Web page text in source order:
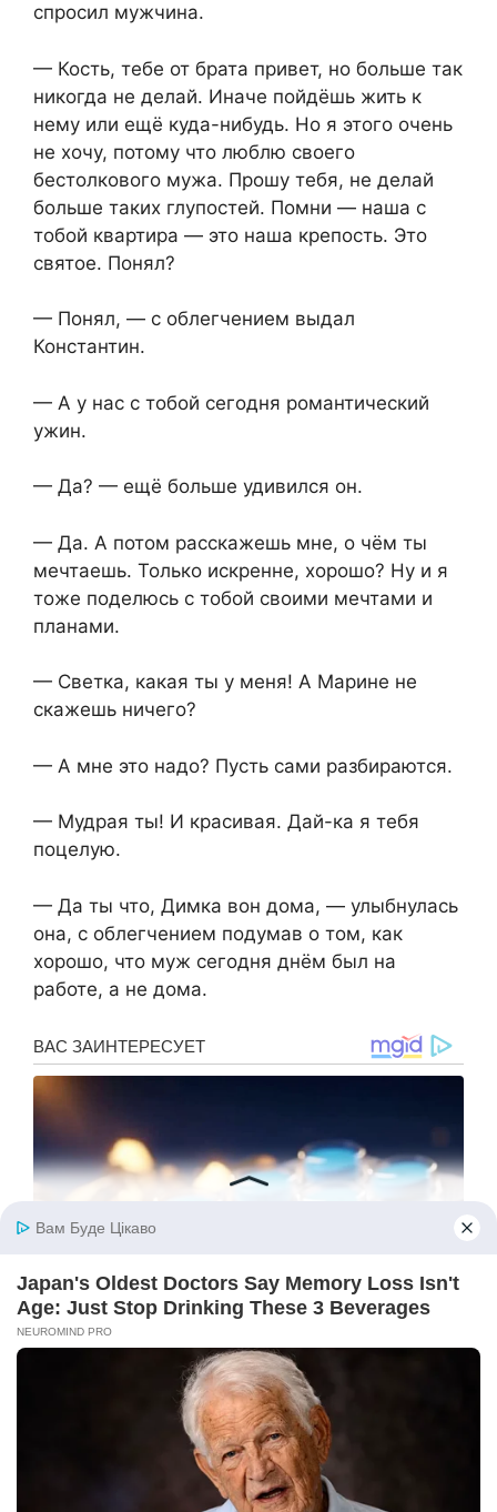
спросил мужчина.
— Кость, тебе от брата привет, но больше так
никогда не делай. Иначе пойдёшь жить к
нему или ещё куда-нибудь. Но я этого очень
не хочу, потому что люблю своего
бестолкового мужа. Прошу тебя, не делай
больше таких глупостей. Помни — наша с
тобой квартира — это наша крепость. Это
святое. Понял?
— Понял, — с облегчением выдал
Константин.
— А у нас с тобой сегодня романтический
ужин.
— Да? — ещё больше удивился он.
— Да. А потом расскажешь мне, о чём ты
мечтаешь. Только искренне, хорошо? Ну и я
тоже поделюсь с тобой своими мечтами и
планами.
— Светка, какая ты у меня! А Марине не
скажешь ничего?
— А мне это надо? Пусть сами разбираются.
— Мудрая ты! И красивая. Дай-ка я тебя
поцелую.
— Да ты что, Димка вон дома, — улыбнулась
она, с облегчением подумав о том, как
хорошо, что муж сегодня днём был на
работе, а не дома.